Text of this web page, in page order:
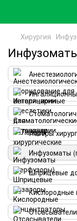
Хирургия
Лазеры
Инфузоматы
Шприцевые
Кислородные